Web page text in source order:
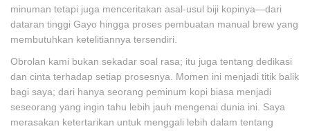
minuman tetapi juga menceritakan asal-usul biji kopinya—dari
dataran tinggi Gayo hingga proses pembuatan manual brew yang
membutuhkan ketelitiannya tersendiri.
Obrolan kami bukan sekadar soal rasa; itu juga tentang dedikasi
dan cinta terhadap setiap prosesnya. Momen ini menjadi titik balik
bagi saya; dari hanya seorang peminum kopi biasa menjadi
seseorang yang ingin tahu lebih jauh mengenai dunia ini. Saya
merasakan ketertarikan untuk menggali lebih dalam tentang